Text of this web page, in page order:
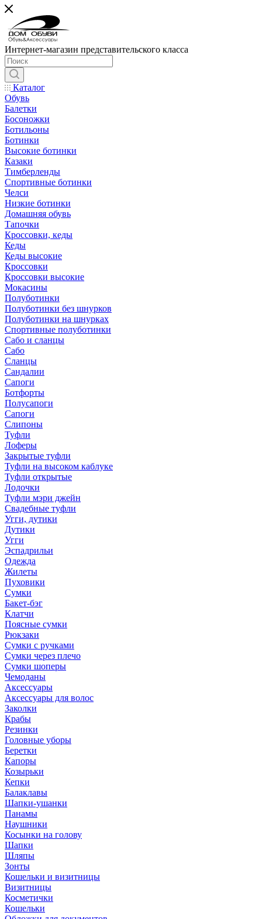
Интернет-магазин представительского класса
Каталог
Обувь
Балетки
Босоножки
Ботильоны
Ботинки
Высокие ботинки
Казаки
Тимберленды
Спортивные ботинки
Челси
Низкие ботинки
Домашняя обувь
Тапочки
Кроссовки, кеды
Кеды
Кеды высокие
Кроссовки
Кроссовки высокие
Мокасины
Полуботинки
Полуботинки без шнурков
Полуботинки на шнурках
Спортивные полуботинки
Сабо и сланцы
Сабо
Сланцы
Сандалии
Сапоги
Ботфорты
Полусапоги
Сапоги
Слипоны
Туфли
Лоферы
Закрытые туфли
Туфли на высоком каблуке
Туфли открытые
Лодочки
Туфли мэри джейн
Свадебные туфли
Угги, дутики
Дутики
Угги
Эспадрильи
Одежда
Жилеты
Пуховики
Сумки
Бакет-бэг
Клатчи
Поясные сумки
Рюкзаки
Сумки с ручками
Сумки через плечо
Сумки шоперы
Чемоданы
Аксессуары
Аксессуары для волос
Заколки
Крабы
Резинки
Головные уборы
Беретки
Капоры
Козырьки
Кепки
Балаклавы
Шапки-ушанки
Панамы
Наушники
Косынки на голову
Шапки
Шляпы
Зонты
Кошельки и визитницы
Визитницы
Косметички
Кошельки